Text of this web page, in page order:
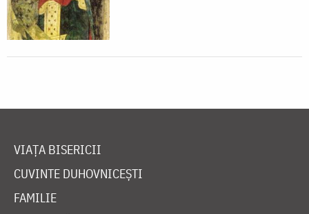
VIAȚA BISERICII
CUVINTE DUHOVNICEȘTI
FAMILIE